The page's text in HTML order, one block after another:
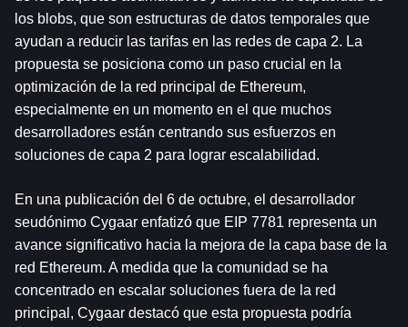
los blobs, que son estructuras de datos temporales que
ayudan a reducir las tarifas en las redes de capa 2. La
propuesta se posiciona como un paso crucial en la
optimización de la red principal de Ethereum,
especialmente en un momento en el que muchos
desarrolladores están centrando sus esfuerzos en
soluciones de capa 2 para lograr escalabilidad.
En una publicación del 6 de octubre, el desarrollador
seudónimo Cygaar enfatizó que EIP 7781 representa un
avance significativo hacia la mejora de la capa base de la
red Ethereum. A medida que la comunidad se ha
concentrado en escalar soluciones fuera de la red
principal, Cygaar destacó que esta propuesta podría